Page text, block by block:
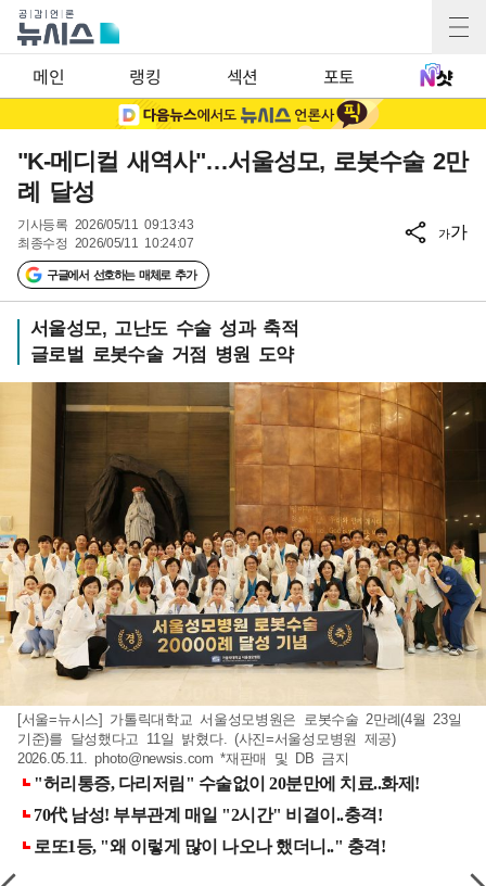
메인 랭킹 섹션 포토
"K-메디컬 새역사"…서울성모, 로봇수술 2만
례 달성
기사등록 2026/05/11 09:13:43
최종수정 2026/05/11 10:24:07
구글에서 선호하는 매체로 추가
가가
서울성모, 고난도 수술 성과 축적
글로벌 로봇수술 거점 병원 도약
[서울=뉴시스] 가톨릭대학교 서울성모병원은 로봇수술 2만례(4월 23일
기준)를 달성했다고 11일 밝혔다. (사진=서울성모병원 제공)
2026.05.11.photo@newsis.com *재판매 및 DB 금지